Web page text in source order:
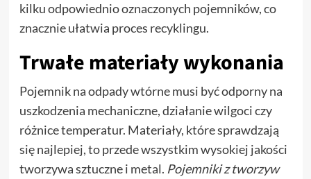
kilku odpowiednio oznaczonych pojemników, co
znacznie ułatwia proces recyklingu.
Trwałe materiały wykonania
Pojemnik na odpady wtórne musi być odporny na
uszkodzenia mechaniczne, działanie wilgoci czy
różnice temperatur. Materiały, które sprawdzają
się najlepiej, to przede wszystkim wysokiej jakości
tworzywa sztuczne i metal. Pojemniki z tworzyw